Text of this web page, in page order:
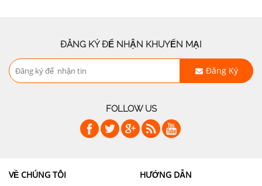
ĐĂNG KÝ ĐỂ NHẬN KHUYẾN MẠI
Đăng Ký
FOLLOW US
VỀ CHÚNG TÔI HƯỚNG DẪN